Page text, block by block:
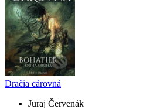
Dračia cárovná
Juraj Červenák